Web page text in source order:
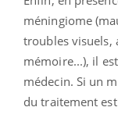
méningiome
troubles visuels,
mémoire...), il
médecin. Si un
du traitement